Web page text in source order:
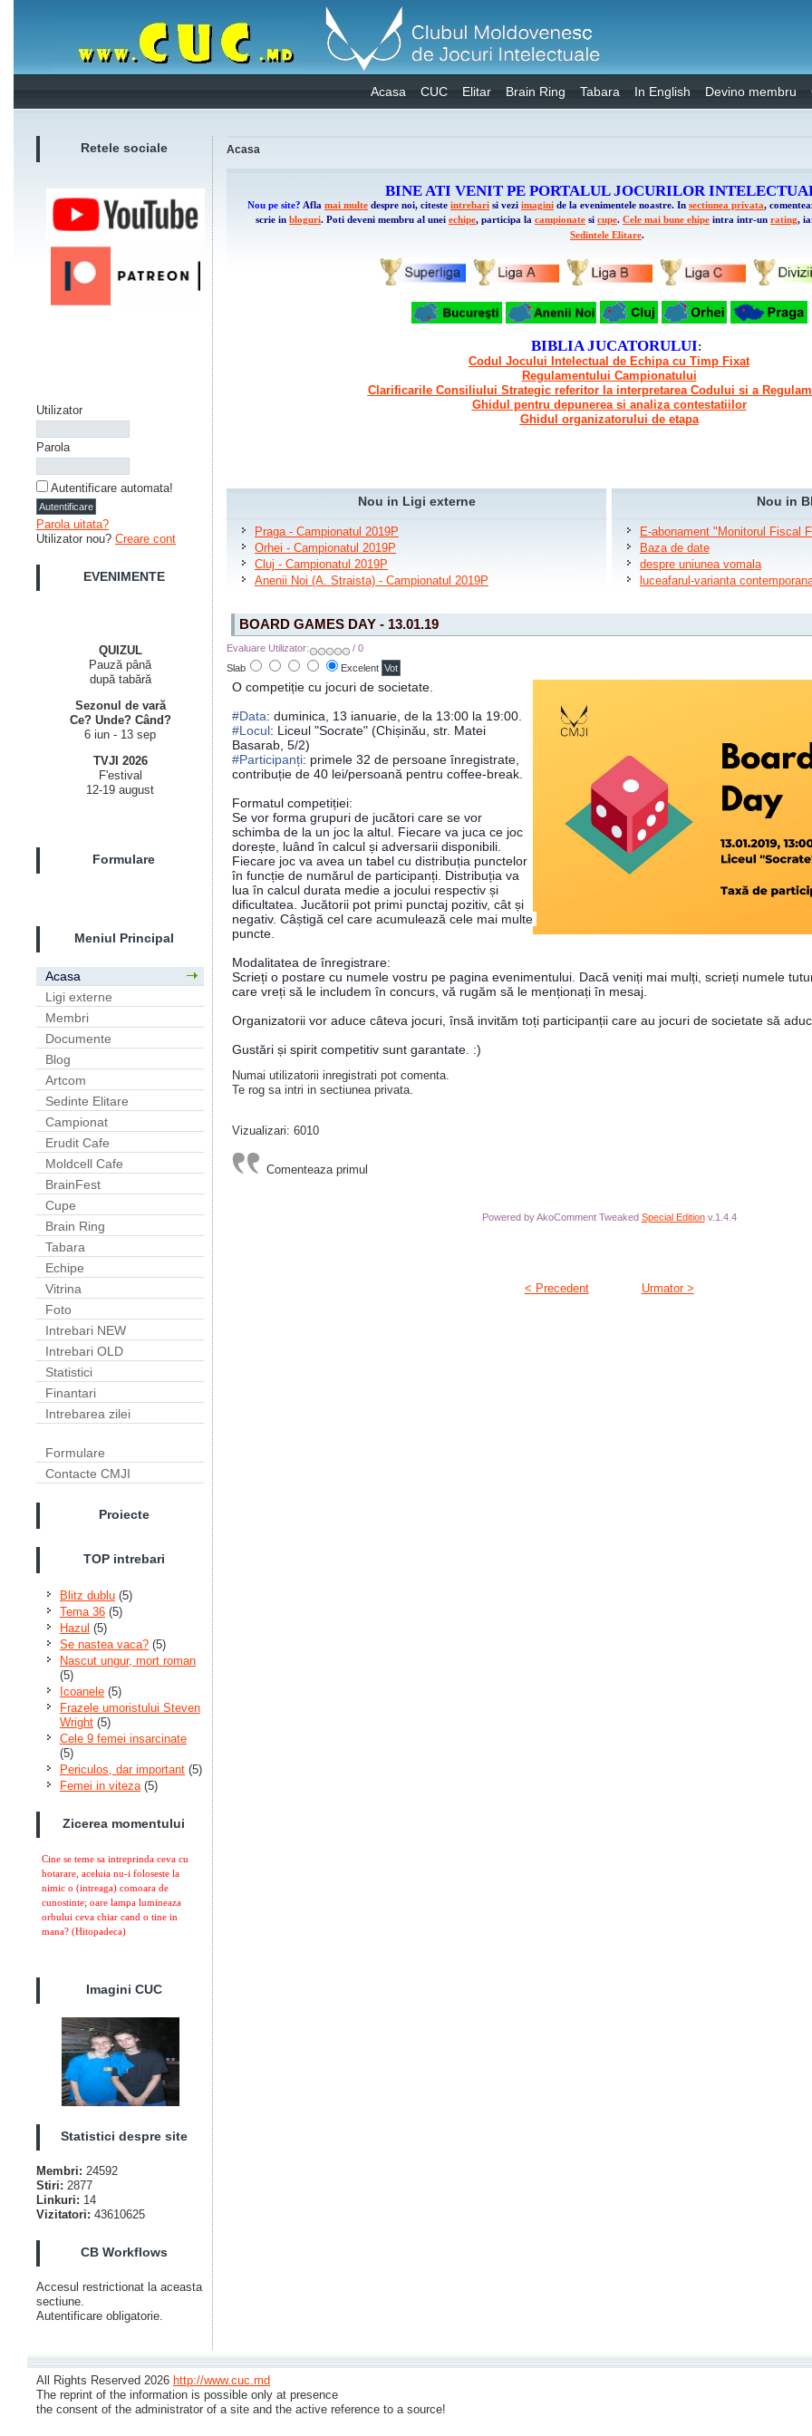
Acasa CUC Elitar Brain Ring Tabara In English Devino membru
Retele sociale
Utilizator
Parola
Autentificare automata!
Parola uitata?
Utilizator nou? Creare cont
EVENIMENTE
QUIZUL
Pauză până
după tabără
Sezonul de vară
Ce? Unde? Când?
6 iun - 13 sep
TVJI 2026
F'estival
12-19 august
Formulare
Meniul Principal
Acasa
Ligi externe
Membri
Documente
Blog
Artcom
Sedinte Elitare
Campionat
Erudit Cafe
Moldcell Cafe
BrainFest
Cupe
Brain Ring
Tabara
Echipe
Vitrina
Foto
Intrebari NEW
Intrebari OLD
Statistici
Finantari
Intrebarea zilei
Formulare
Contacte CMJI
Proiecte
TOP intrebari
Blitz dublu (5)
Tema 36 (5)
Hazul (5)
Se nastea vaca? (5)
Nascut ungur, mort roman
(5)
Icoanele (5)
Frazele umoristului Steven
Wright (5)
Cele 9 femei insarcinate
(5)
Periculos, dar important (5)
Femei in viteza(5)
Zicerea momentului
Cine se teme sa intreprinda ceva cu
hotarare, aceluia nu-i foloseste la
nimic o (intreaga) comoara de
cunostinte; oare lampa lumineaza
orbului ceva chiar cand o tine in
mana? (Hitopadeca)
Imagini CUC
Statistici despre site
Membri: 24592
Stiri: 2877
Linkuri: 14
Vizitatori: 43610625
CB Workflows
Accesul restrictionat la aceasta
sectiune.
Autentificare obligatorie.
Acasa
BINE ATI VENIT PE PORTALUL JOCURILOR
Nou pe site? Afla mai multe despre noi, citeste intrebari si vezi imagini de la evenimentele noastre. In sectiunea privata,
scrie in bloguri. Poti deveni membru al unei echipe, participa la campionate si cupe. Cele mai bune ehipe intra intr-un rating,
Sedintele Elitare.
BIBLIA JUCATORULUI:
Codul Jocului Intelectual de Echipa cu Timp Fixat
Regulamentului Campionatului
Clarificarile Consiliului Strategic referitor la interpretarea Codului si a
Ghidul pentru depunerea si analiza contestatiilor
Ghidul organizatorului de etapa
Nou in Ligi externe
Praga - Campionatul 2019P
Orhei - Campionatul 2019P
Cluj - Campionatul 2019P
Anenii Noi (A. Straista) - Campionatul 2019P
Nou in
E-abonament "Monitorul Fiscal
Baza de date
despre uniunea vomala
luceafarul-varianta
BOARD GAMES DAY - 13.01.19
Evaluare Utilizator:
/ 0
Slab
Excelent
O competiție cu jocuri de societate.
#Data: duminica, 13 ianuarie, de la 13:00 la 19:00.
#Locul: Liceul "Socrate" (Chișinău, str. Matei
Basarab, 5/2)
#Participanți: primele 32 de persoane înregistrate,
contribuție de 40 lei/persoană pentru coffee-break.
Formatul competiției:
Se vor forma grupuri de jucători care se vor
schimba de la un joc la altul. Fiecare va juca ce joc
dorește, luând în calcul și adversarii disponibili.
Fiecare joc va avea un tabel cu distribuția punctelor
în funcție de numărul de participanți. Distribuția va
lua în calcul durata medie a jocului respectiv și
dificultatea. Jucătorii pot primi punctaj pozitiv, cât și
negativ. Câștigă cel care acumulează cele mai multe
puncte.
Modalitatea de înregistrare:
Scrieți o postare cu numele vostru pe pagina evenimentului. Dacă veniți mai mulți, scrieți numele
care vreți să le includem în concurs, vă rugăm să le menționați în mesaj.
Organizatorii vor aduce câteva jocuri, însă invităm toți participanții care au jocuri de societate să
Gustări și spirit competitiv sunt garantate. :)
Numai utilizatorii inregistrati pot comenta.
Te rog sa intri in sectiunea privata.
Vizualizari: 6010
Comenteaza primul
Powered by AkoComment Tweaked Special Editionv.1.4.4
< Precedent Urmator >
All Rights Reserved 2026 http://www.cuc.md
The reprint of the information is possible only at presence
the consent of the administrator of a site and the active reference to a source!